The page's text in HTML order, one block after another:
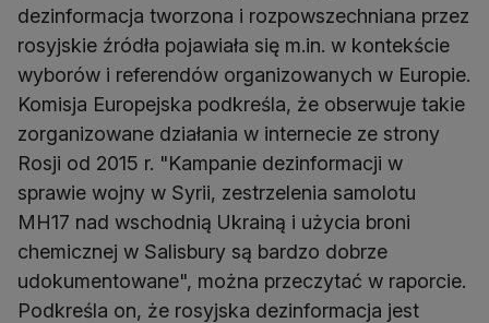
dezinformacja tworzona i rozpowszechniana przez
rosyjskie źródła pojawiała się m.in. w kontekście
wyborów i referendów organizowanych w Europie.
Komisja Europejska podkreśla, że obserwuje takie
zorganizowane działania w internecie ze strony
Rosji od 2015 r. "Kampanie dezinformacji w
sprawie wojny w Syrii, zestrzelenia samolotu
MH17 nad wschodnią Ukrainą i użycia broni
chemicznej w Salisbury są bardzo dobrze
udokumentowane", można przeczytać w raporcie.
Podkreśla on, że rosyjska dezinformacja jest